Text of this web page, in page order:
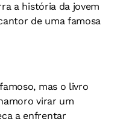
a história da jovem
de uma famosa
mas o livro
virar um
a enfrentar